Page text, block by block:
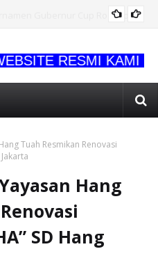
dan Atraksi Prajurit
RESMI KAMI
Tuah Resmikan Renovasi
Hang
SD Hang